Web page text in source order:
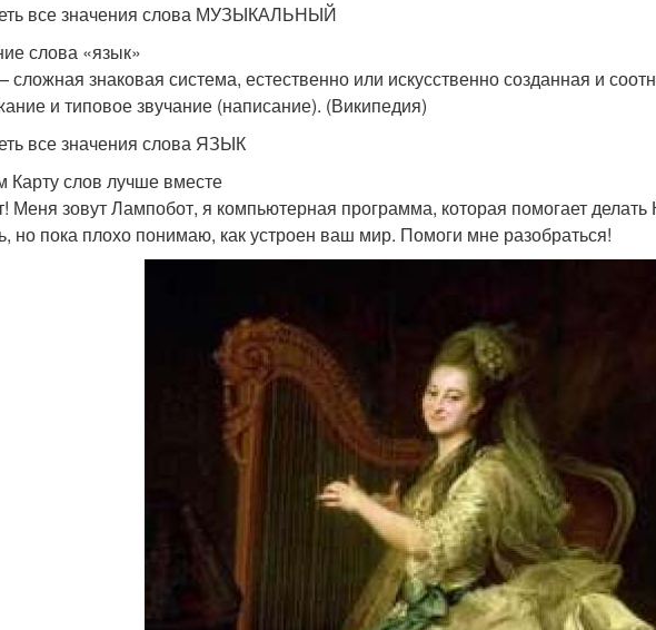
все значения слова МУЗЫКАЛЬНЫЙ
слова «язык»
знаковая система, естественно или искусственно созданная и
и типовое звучание (написание). (Википедия)
все значения слова ЯЗЫК
Карту слов лучше вместе
Меня зовут Лампобот, я компьютерная программа, которая помогает
но пока плохо понимаю, как устроен ваш мир. Помоги мне разобраться!